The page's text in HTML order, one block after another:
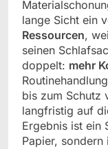
lange Sicht ein
Ressourcen,
seinen
doppelt: mehr
bis zum Schutz
langfristig auf
Ergebnis ist ein
Papier,